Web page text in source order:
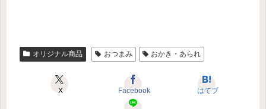
オリジナル商品 おつまみ おかき・あられ
X Facebook はてブ